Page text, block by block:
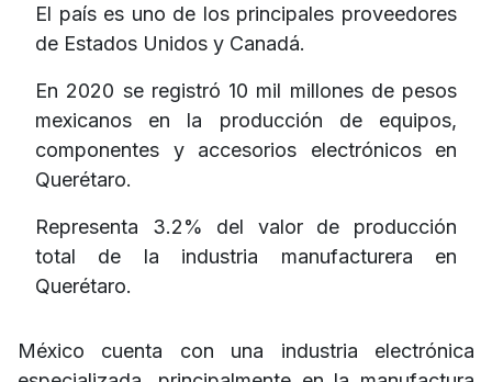
El país es uno de los principales proveedores
de Estados Unidos y Canadá.
En 2020 se registró 10 mil millones de pesos
mexicanos en la producción de equipos,
componentes y accesorios electrónicos en
Querétaro.
Representa 3.2% del valor de producción
total de la industria manufacturera en
Querétaro.
México cuenta con una industria electrónica